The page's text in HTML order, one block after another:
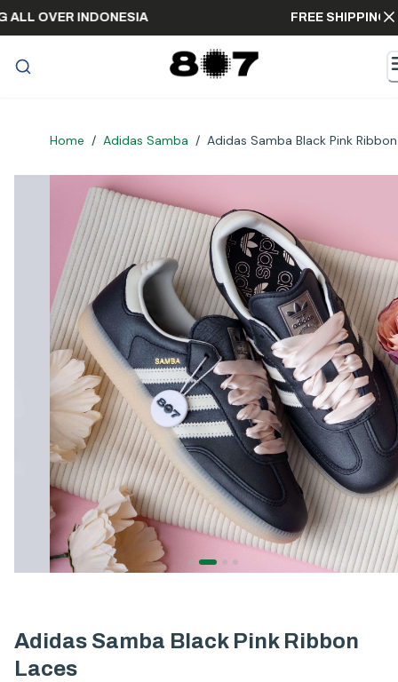
ALL OVER INDONESIA FREE
Home / Adidas Samba / Adidas Samba Black Pink
Adidas Samba Black Pink Ribbon
Laces